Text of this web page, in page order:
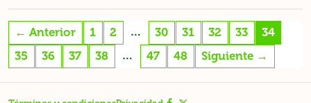
partículas ambientales nocivas para la salud
del ser humano. Nuestros hijos y
descendencia merecen tener la oportunidad
← Anterior 1 2 … 30 31 32 33
34
35
36 37 38 … 47 48 Siguiente →